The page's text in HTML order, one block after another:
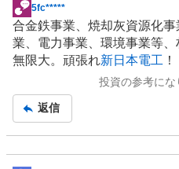
掲
示
板
記
5fc*****
合金鉄事業、焼却灰資源化
業、電力事業、環境事業等
無限大。頑張れ新日本電工 ！
投資の参考にな
返信